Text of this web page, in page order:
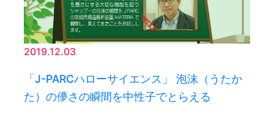
2019.12.03
「J-PARCハローサイエンス」 泡沫（うたか
た）の儚さの瞬間を中性子でとらえる